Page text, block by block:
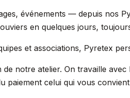
événements — depuis nos
en quelques jours,
et associations, Pyretex
notre atelier. On travaille
paiement celui qui vous